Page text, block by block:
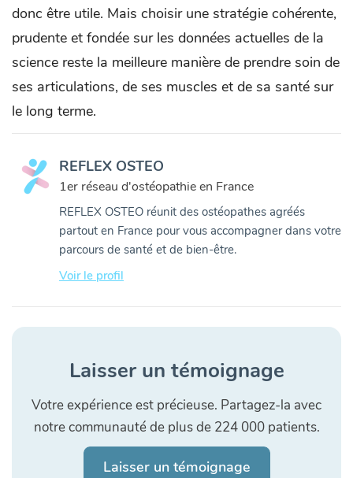
donc être utile. Mais choisir une stratégie cohérente,
prudente et fondée sur les données actuelles de la
science reste la meilleure manière de prendre soin de
ses articulations, de ses muscles et de sa santé sur
le long terme.
REFLEX OSTEO
1er réseau d'ostéopathie en France
REFLEX OSTEO réunit des ostéopathes agréés
partout en France pour vous accompagner dans votre
parcours de santé et de bien-être.
Voir le profil
Laisser un témoignage
Votre expérience est précieuse. Partagez-la avec
notre communauté de plus de 224 000 patients.
Laisser un témoignage